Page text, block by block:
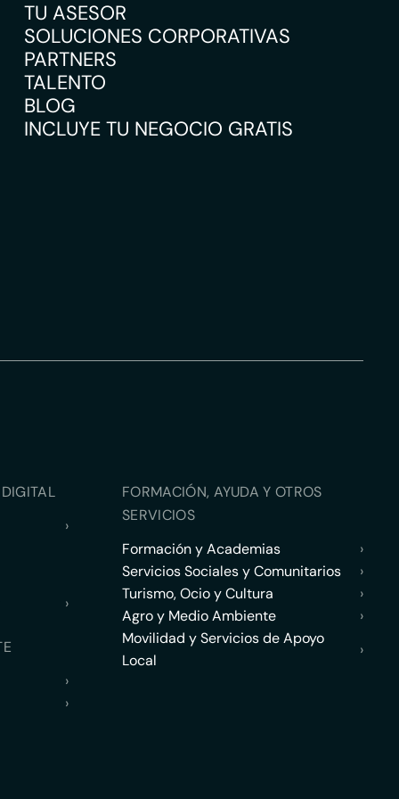
TU ASESOR
SOLUCIONES CORPORATIVAS
PARTNERS
TALENTO
BLOG
INCLUYE TU NEGOCIO GRATIS
›
›
›
›
FORMACIÓN, AYUDA Y OTROS
SERVICIOS
Formación y Academias
›
Servicios Sociales y Comunitarios
›
Turismo, Ocio y Cultura
›
Agro y Medio Ambiente
›
Movilidad y Servicios de Apoyo
Local
›